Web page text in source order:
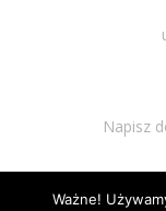
Napisz
Ważne!